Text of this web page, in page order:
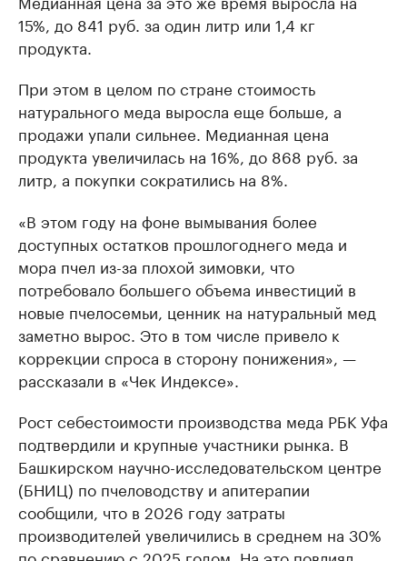
15%, до 841 руб. за один литр или 1,4 кг
продукта.
При этом в целом по стране стоимость
натурального меда выросла еще больше, а
продажи упали сильнее. Медианная цена
продукта увеличилась на 16%, до 868 руб. за
литр, а покупки сократились на 8%.
«В этом году на фоне вымывания более
доступных остатков прошлогоднего меда и
мора пчел из-за плохой зимовки, что
потребовало большего объема инвестиций в
новые пчелосемьи, ценник на натуральный мед
заметно вырос. Это в том числе привело к
коррекции спроса в сторону понижения», —
рассказали в «Чек Индексе».
Рост себестоимости производства меда РБК Уфа
подтвердили и крупные участники рынка. В
Башкирском научно-исследовательском центре
(БНИЦ) по пчеловодству и апитерапии
сообщили, что в 2026 году затраты
производителей увеличились в среднем на 30%